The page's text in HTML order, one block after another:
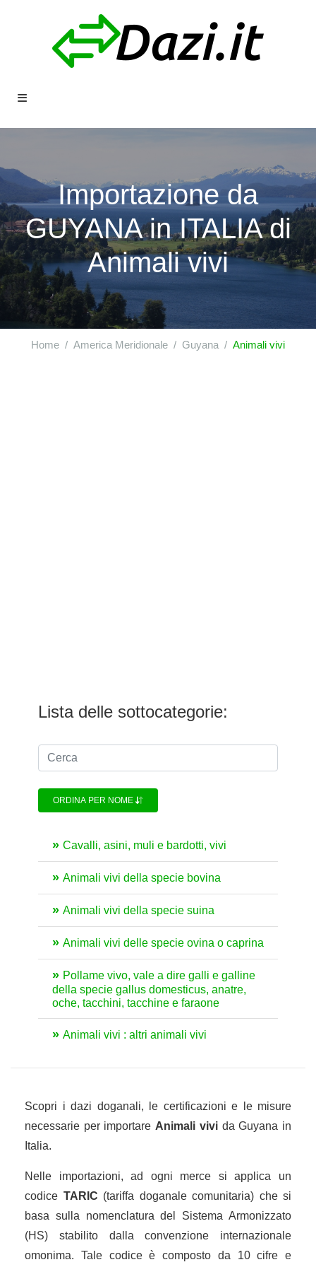
Importazione da
GUYANA in ITALIA di
Animali vivi
Home America Meridionale Guyana Animali vivi
Lista delle sottocategorie:
ORDINA PER NOME
Cavalli, asini, muli e bardotti, vivi
Animali vivi della specie bovina
Animali vivi della specie suina
Animali vivi delle specie ovina o caprina
Pollame vivo, vale a dire galli e galline
della specie gallus domesticus, anatre,
oche, tacchini, tacchine e faraone
Animali vivi : altri animali vivi
Scopri i dazi doganali, le certificazioni e le misure
necessarie per importare Animali vivida Guyana in
Italia.
Nelle importazioni, ad ogni merce si applica un
codice TARIC (tariffa doganale comunitaria) che si
basa sulla nomenclatura del Sistema Armonizzato
(HS) stabilito dalla convenzione internazionale
omonima. Tale codice è composto da 10 cifre e